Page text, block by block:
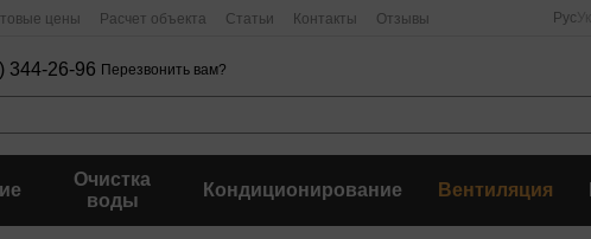
цены Расчет объекта Статьи Контакты Отзывы Рус
344-26-96 Перезвонить вам?
Очистка
воды
Кондиционирование Вентиляция